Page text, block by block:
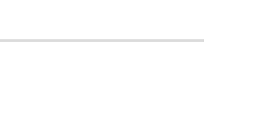
herein. The manufacturer is
provisions hereof shall